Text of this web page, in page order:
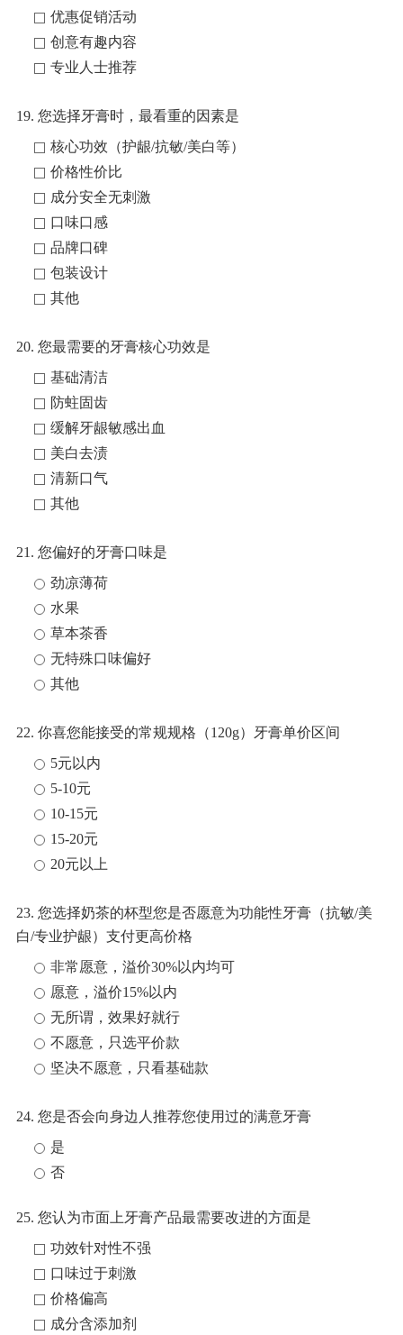
优惠促销活动
创意有趣内容
专业人士推荐
19. 您选择牙膏时，最看重的因素是
核心功效（护龈/抗敏/美白等）
价格性价比
成分安全无刺激
口味口感
品牌口碑
包装设计
其他
20. 您最需要的牙膏核心功效是
基础清洁
防蛀固齿
缓解牙龈敏感出血
美白去渍
清新口气
其他
21. 您偏好的牙膏口味是
劲凉薄荷
水果
草本茶香
无特殊口味偏好
其他
22. 你喜您能接受的常规规格（120g）牙膏单价区间
5元以内
5-10元
10-15元
15-20元
20元以上
23. 您选择奶茶的杯型您是否愿意为功能性牙膏（抗敏/美
白/专业护龈）支付更高价格
非常愿意，溢价30%以内均可
愿意，溢价15%以内
无所谓，效果好就行
不愿意，只选平价款
坚决不愿意，只看基础款
24. 您是否会向身边人推荐您使用过的满意牙膏
是
否
25. 您认为市面上牙膏产品最需要改进的方面是
功效针对性不强
口味过于刺激
价格偏高
成分含添加剂